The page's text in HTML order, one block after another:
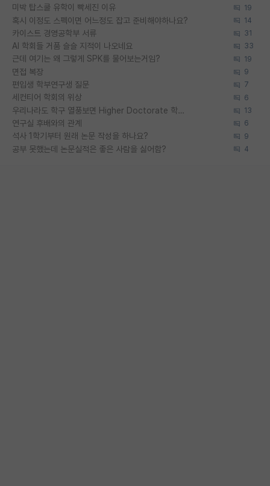
미박 탑스쿨 유학이 빡세진 이유 19
혹시 이정도 스펙이면 어느정도 잡고 준비해야하나요? 14
카이스트 경영공학부 서류 31
AI 학회들 거품 슬슬 지적이 나오네요 33
근데 여기는 왜 그렇게 SPK를 물어보는거임? 19
면접 복장 9
편입생 학부연구생 질문 7
세컨티어 학회의 위상 6
우리나라도 학구 열풍보면 Higher Doctorate 학위가 필요하다고 봅니다. 13
연구실 후배와의 관계 6
석사 1학기부터 원래 논문 작성을 하나요? 9
공부 못했는데 논문실적은 좋은 사람을 싫어함? 4